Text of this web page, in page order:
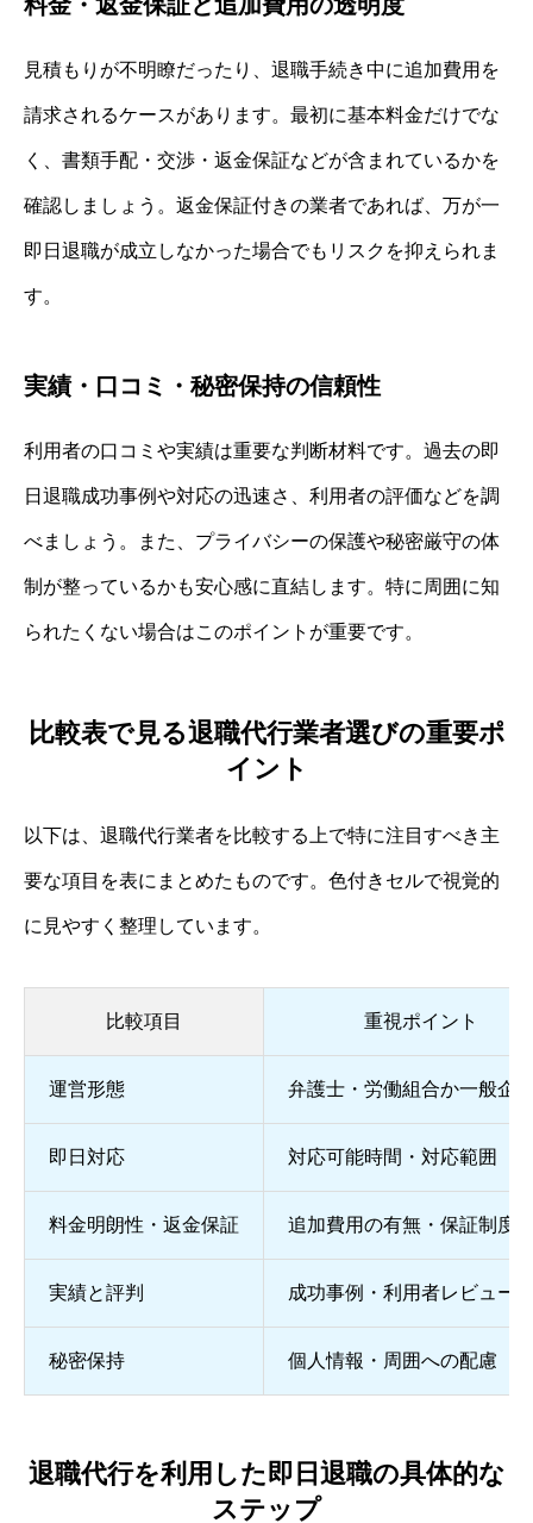
見積もりが不明瞭だったり、退職手続き中に追加費用を
請求されるケースがあります。最初に基本料金だけでな
く、書類手配・交渉・返金保証などが含まれているかを
確認しましょう。返金保証付きの業者であれば、万が一
即日退職が成立しなかった場合でもリスクを抑えられま
す。
実績・口コミ・秘密保持の信頼性
利用者の口コミや実績は重要な判断材料です。過去の即
日退職成功事例や対応の迅速さ、利用者の評価などを調
べましょう。また、プライバシーの保護や秘密厳守の体
制が整っているかも安心感に直結します。特に周囲に知
られたくない場合はこのポイントが重要です。
比較表で見る退職代行業者選びの重要ポ
イント
以下は、退職代行業者を比較する上で特に注目すべき主
要な項目を表にまとめたものです。色付きセルで視覚的
に見やすく整理しています。
比較項目 重視ポイント
運営形態 弁護士・労働組合か一般企
即日対応 対応可能時間・対応範囲
料金明朗性・返金保証 追加費用の有無・保証制度
実績と評判 成功事例・利用者レビュー
秘密保持 個人情報・周囲への配慮
退職代行を利用した即日退職の具体的な
ステップ